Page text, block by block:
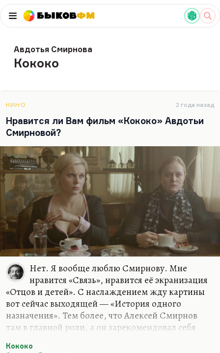
БыковФМ
Авдотья Смирнова
Кококо
КИНО 2 года назад
Нравится ли Вам фильм «Кококо» Авдотьи
Смирновой?
Нет. Я вообще люблю Смирнову. Мне
нравится «Связь», нравится её экранизация
«Отцов и детей». С наслаждением жду картины
вот сейчас выходящей — «История одного
назначения». Тем более, что Алексей Смирнов
там в главной роли, а он зарекомендовал себя
Кококо